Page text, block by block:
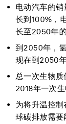
电动汽车的
长到100%，
长至2050年的
到2050年，
现在到2050
总一次生物质
2018年一次
为将升温控
球碳排放需